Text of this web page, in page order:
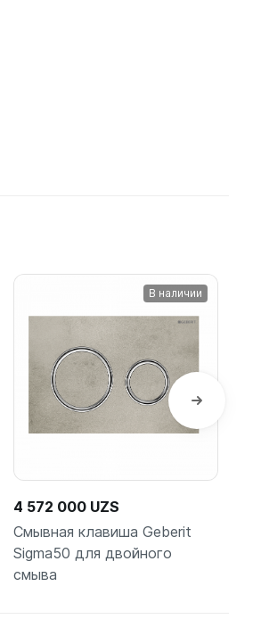
В наличии
4 572 000 UZS
Смывная клавиша Geberit
Sigma50 для двойного
смыва